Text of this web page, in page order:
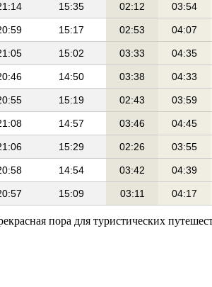
15:35 02:12 03:54
15:17 02:53 04:07
15:02 03:33 04:35
14:50 03:38 04:33
15:19 02:43 03:59
14:57 03:46 04:45
15:29 02:26 03:55
14:54 03:42 04:39
15:09 03:11 04:17
пора для туристических